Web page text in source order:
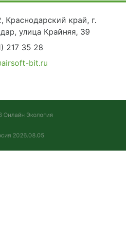
Краснодарский край, г.
улица Крайняя, 39
217 35 28
bit.ru
Онлайн Экология
2026.08.05